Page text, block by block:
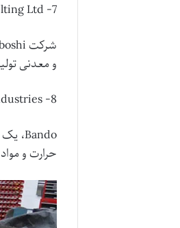
7- Mitsuboshi Belting Ltd.
و معدنی
8- Bando Chemical Industries
حرارت و